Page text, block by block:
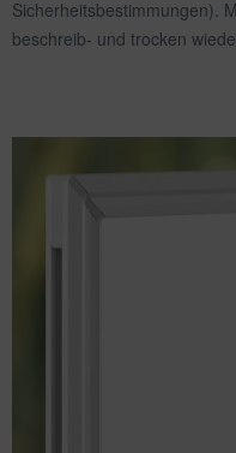
Sicherheitsbestimmungen).
beschreib- und trocken